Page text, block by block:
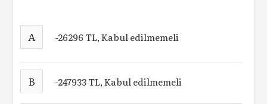
A -26296 TL, Kabul edilmemeli
B -247933 TL, Kabul edilmemeli